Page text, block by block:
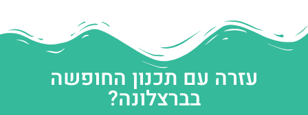
עזרה עם תכנון החופשה
בברצלונה?